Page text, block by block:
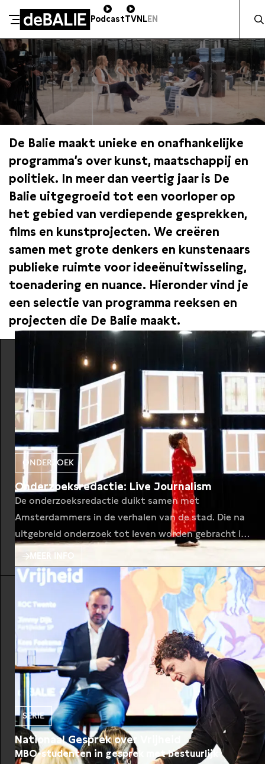
Meteen naar de content
De Balie
PodcastTVNLEN
De Balie maakt unieke en onafhankelijke
programma’s over kunst, maatschappij en
politiek. In meer dan veertig jaar is De
Balie uitgegroeid tot een voorloper op
het gebied van verdiepende gesprekken,
films en kunstprojecten. We creëren
samen met grote denkers en kunstenaars
publieke ruimte voor ideeënuitwisseling,
toenadering en nuance. Hieronder vind je
een selectie van programma reeksen en
projecten die De Balie maakt.
ONDERZOEK
Onderzoeksredactie: Live Journalism
De onderzoeksredactie duikt samen met
Amsterdammers in de verhalen van de stad. Die na
uitgebreid onderzoek tot leven worden gebracht in
een theatervoorstelling.
MEER INFO
SERIE
Nationaal Gesprek over Vrijheid
MBO-studenten in gesprek met bestuurlijk